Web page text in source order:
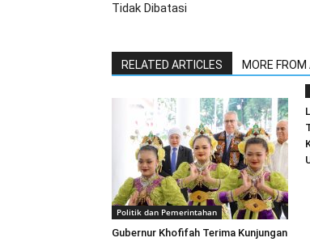
Tidak Dibatasi
RELATED ARTICLES MORE
Politik dan Pemerintahan
Gubernur Khofifah Terima Kunjungan